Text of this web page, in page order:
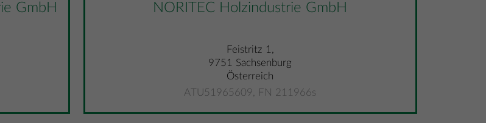
GmbH NORITEC Holzindustrie GmbH
Feistritz 1,
9751 Sachsenburg
Österreich
ATU51965609, FN 211966s